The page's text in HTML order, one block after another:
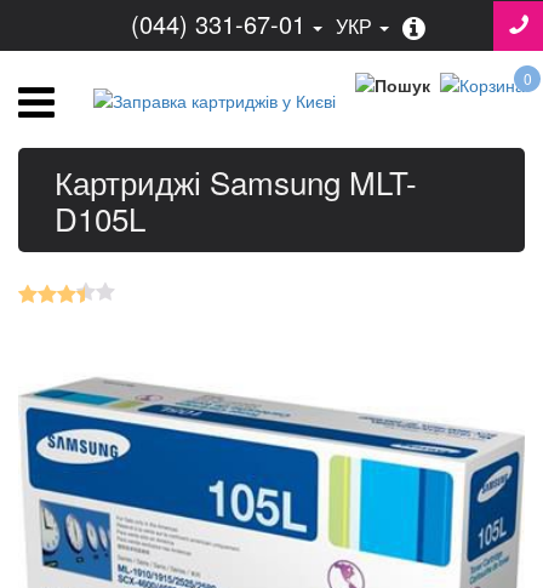
(044) 331-67-01 УКР
0
Картриджі Samsung MLT-
D105L